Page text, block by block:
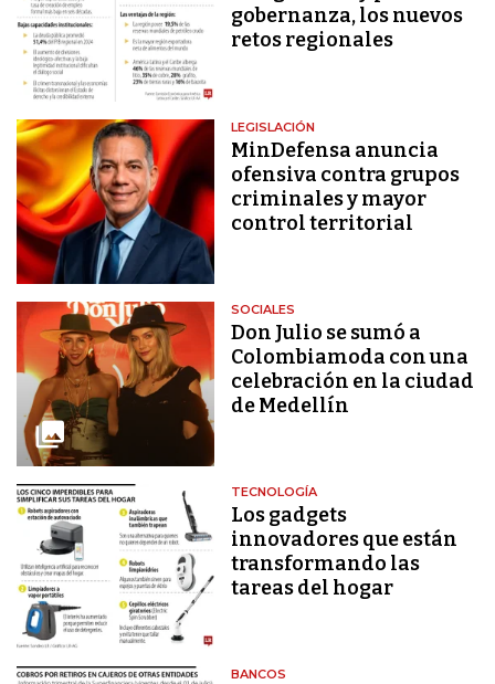
gobernanza, los nuevos
retos regionales
LEGISLACIÓN
MinDefensa anuncia
ofensiva contra grupos
criminales y mayor
control territorial
SOCIALES
Don Julio se sumó a
Colombiamoda con una
celebración en la ciudad
de Medellín
TECNOLOGÍA
Los gadgets
innovadores que están
transformando las
tareas del hogar
BANCOS